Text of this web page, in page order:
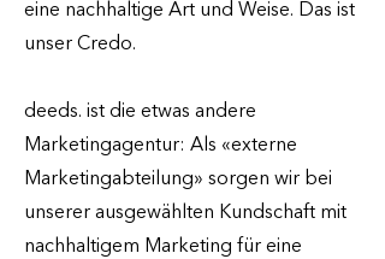
eine nachhaltige Art und Weise. Das ist
unser Credo. ​
deeds. ist die etwas andere
Marketingagentur: Als «externe
Marketingabteilung» sorgen wir bei
unserer ausgewählten Kundschaft mit
nachhaltigem Marketing für eine